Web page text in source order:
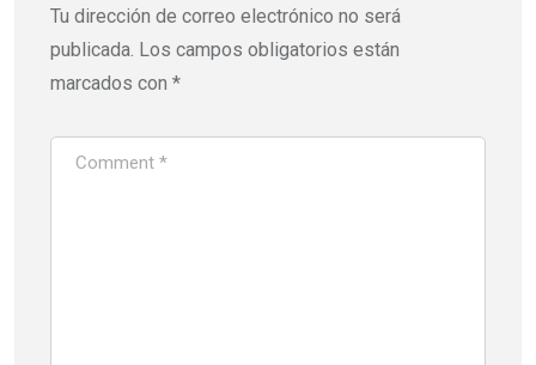
Tu dirección de correo electrónico no será
publicada. Los campos obligatorios están
marcados con *